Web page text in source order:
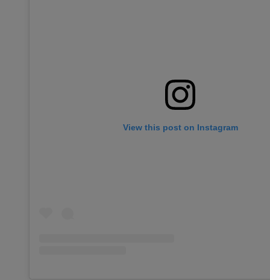
View this post on Instagram